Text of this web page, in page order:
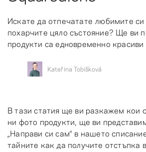
Искате да отпечатате любимите
похарчите цяло състояние? Ще ви
продукти са едновременно красиви
Kateřina Tobišková
В тази статия ще ви разкажем кои
ни фото продукти, ще ви
„Направи си сам“ в нашето
тайните как да получите отстъпка